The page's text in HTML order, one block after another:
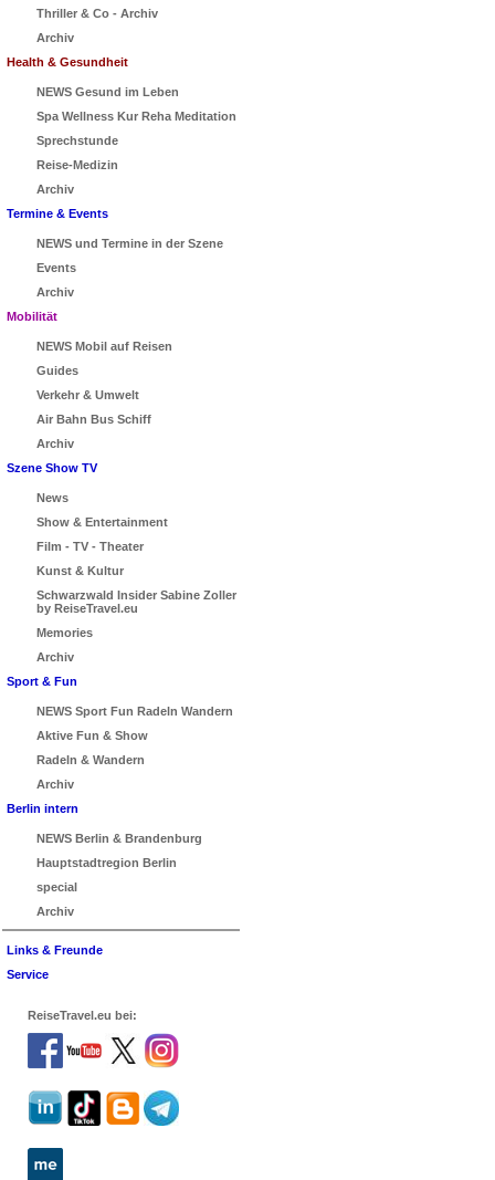
Thriller & Co - Archiv
Archiv
Health & Gesundheit
NEWS Gesund im Leben
Spa Wellness Kur Reha Meditation
Sprechstunde
Reise-Medizin
Archiv
Termine & Events
NEWS und Termine in der Szene
Events
Archiv
Mobilität
NEWS Mobil auf Reisen
Guides
Verkehr & Umwelt
Air Bahn Bus Schiff
Archiv
Szene Show TV
News
Show & Entertainment
Film - TV - Theater
Kunst & Kultur
Schwarzwald Insider Sabine Zoller
by ReiseTravel.eu
Memories
Archiv
Sport & Fun
NEWS Sport Fun Radeln Wandern
Aktive Fun & Show
Radeln & Wandern
Archiv
Berlin intern
NEWS Berlin & Brandenburg
Hauptstadtregion Berlin
special
Archiv
Links & Freunde
Service
ReiseTravel.eu bei: